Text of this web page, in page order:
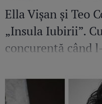
Ella Vișan și Teo
„Insula Iubirii”.
concurentă când